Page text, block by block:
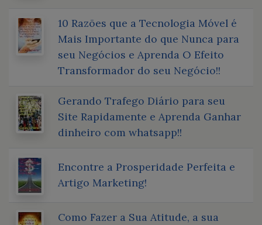
10 Razões que a Tecnologia Móvel é
Mais Importante do que Nunca para
seu Negócios e Aprenda O Efeito
Transformador do seu Negócio!!
Gerando Trafego Diário para seu
Site Rapidamente e Aprenda Ganhar
dinheiro com whatsapp!!
Encontre a Prosperidade Perfeita e
Artigo Marketing!
Como Fazer a Sua Atitude, a sua